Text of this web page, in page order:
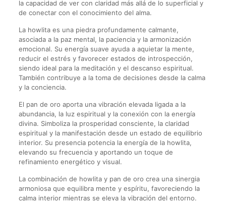
la capacidad de ver con claridad más allá de lo superficial y
de conectar con el conocimiento del alma.
La howlita es una piedra profundamente calmante,
asociada a la paz mental, la paciencia y la armonización
emocional. Su energía suave ayuda a aquietar la mente,
reducir el estrés y favorecer estados de introspección,
siendo ideal para la meditación y el descanso espiritual.
También contribuye a la toma de decisiones desde la calma
y la conciencia.
El pan de oro aporta una vibración elevada ligada a la
abundancia, la luz espiritual y la conexión con la energía
divina. Simboliza la prosperidad consciente, la claridad
espiritual y la manifestación desde un estado de equilibrio
interior. Su presencia potencia la energía de la howlita,
elevando su frecuencia y aportando un toque de
refinamiento energético y visual.
La combinación de howlita y pan de oro crea una sinergia
armoniosa que equilibra mente y espíritu, favoreciendo la
calma interior mientras se eleva la vibración del entorno.